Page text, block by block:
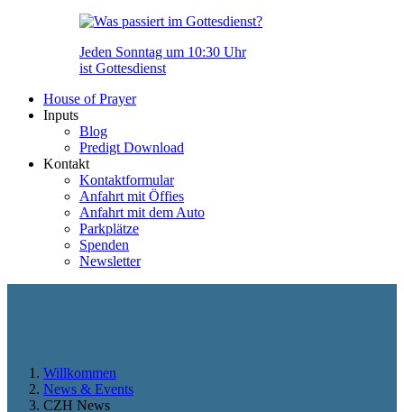
Jeden Sonntag um 10:30 Uhr
ist Gottesdienst
House of Prayer
Inputs
Blog
Predigt Download
Kontakt
Kontaktformular
Anfahrt mit Öffies
Anfahrt mit dem Auto
Parkplätze
Spenden
Newsletter
Willkommen
News & Events
CZH News